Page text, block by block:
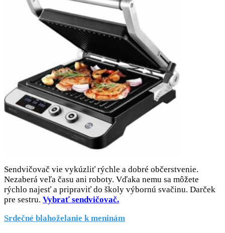
Sendvičovač vie vykúzliť rýchle a dobré občerstvenie.
Nezaberá veľa času ani roboty. Vďaka nemu sa môžete
rýchlo najesť a pripraviť do školy výbornú svačinu. Darček
pre sestru. Vybrať sendvičovač.
Srdečné blahoželanie k meninám